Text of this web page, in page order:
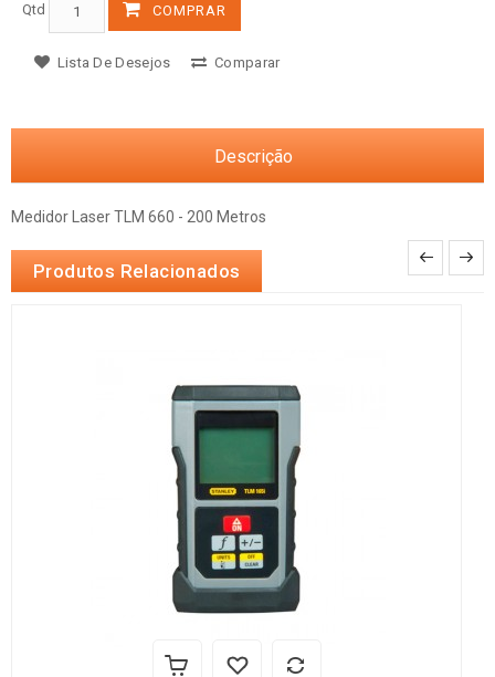
Qtd COMPRAR
Lista De Desejos Comparar
Descrição
Medidor Laser TLM 660 - 200 Metros
Produtos Relacionados